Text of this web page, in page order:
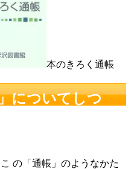
本のきろく通帳
についてしつ
の「通帳」のようなかた